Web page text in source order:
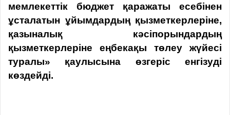
мемлекеттік бюджет қаражаты есебінен
ұсталатын ұйымдардың қызметкерлеріне,
қазыналық кәсіпорындардың
қызметкерлеріне еңбекақы төлеу жүйесі
туралы» қаулысына өзгеріс енгізуді
көздейді.